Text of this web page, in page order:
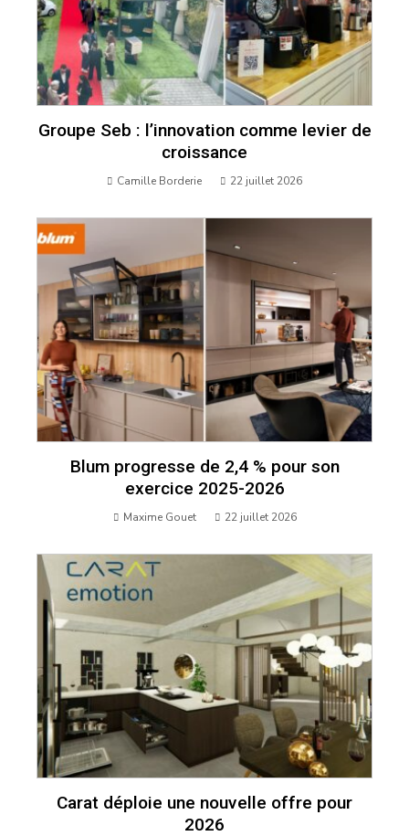
Groupe Seb : l’innovation comme levier de
croissance
Camille Borderie 22 juillet 2026
Blum progresse de 2,4 % pour son
exercice 2025-2026
Maxime Gouet 22 juillet 2026
Carat déploie une nouvelle offre pour
2026